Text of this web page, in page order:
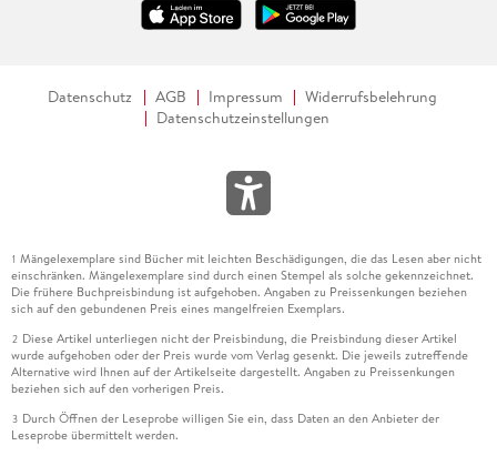
Datenschutz AGB Impressum
Widerrufsbelehrung
Datenschutzeinstellungen
1 Mängelexemplare sind Bücher mit leichten Beschädigungen, die das Lesen aber nicht
einschränken. Mängelexemplare sind durch einen Stempel als solche gekennzeichnet.
Die frühere Buchpreisbindung ist aufgehoben. Angaben zu Preissenkungen beziehen
sich auf den gebundenen Preis eines mangelfreien Exemplars.
2 Diese Artikel unterliegen nicht der Preisbindung, die Preisbindung dieser Artikel
wurde aufgehoben oder der Preis wurde vom Verlag gesenkt. Die jeweils zutreffende
Alternative wird Ihnen auf der Artikelseite dargestellt. Angaben zu Preissenkungen
beziehen sich auf den vorherigen Preis.
3 Durch Öffnen der Leseprobe willigen Sie ein, dass Daten an den Anbieter der
Leseprobe übermittelt werden.